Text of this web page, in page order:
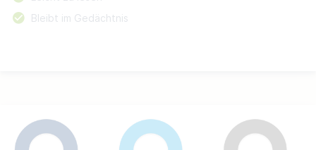
Bleibt im Gedächtnis